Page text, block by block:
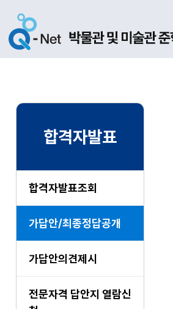
합격자발표
합격자발표조회
가답안/최종정답공개
가답안의견제시
전문자격 답안지 열람신